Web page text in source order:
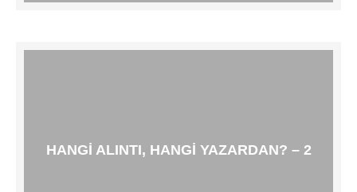
HANGI ALINTI, HANGI YAZARDAN? – 2